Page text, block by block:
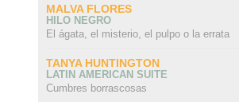
MALVA FLORES
HILO NEGRO
El ágata, el misterio, el pulpo o la errata
TANYA HUNTINGTON
LATIN AMERICAN SUITE
Cumbres borrascosas